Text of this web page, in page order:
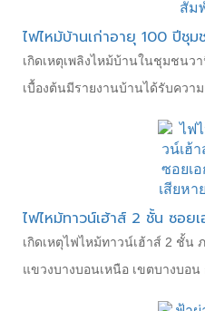
ไฟไหม้บ้านเก่าอายุ 100 ปีชุ
เกิดเหตุเพลิงไหม้บ้านในชุมชนว
เบื้องต้นมีรายงานบ้านได้รับควา
ไฟไหม้ทาวน์เฮ้าส์ 2 ชั้น ซอ
เกิดเหตุไฟไหม้ทาวน์เฮ้าส์ 2 ชั้น
แขวงบางบอนเหนือ เขตบางบอน